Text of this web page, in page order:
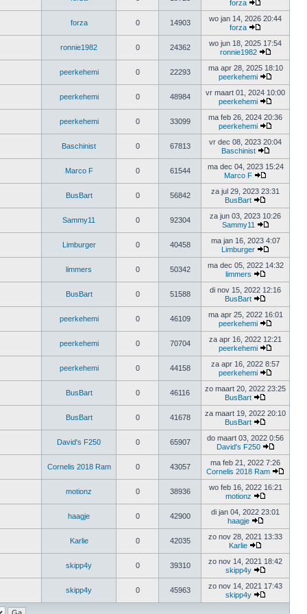
forza
forza 0 14903
wo jan 14, 2026 20:44
forza
ronnie1982 0 24362
wo jun 18, 2025 17:54
ronnie1982
peerkehemi 0 22293
ma apr 28, 2025 18:10
peerkehemi
peerkehemi 0 48984
vr maart 01, 2024 10:00
peerkehemi
peerkehemi 0 33099
ma feb 26, 2024 20:36
peerkehemi
Baschinist 0 67813
vr dec 08, 2023 20:04
Baschinist
Marco F 0 61544
ma dec 04, 2023 15:24
Marco F
BusBart 0 56842
za jul 29, 2023 23:31
BusBart
Sammy11 0 92304
za jun 03, 2023 10:26
Sammy11
Limburger 0 40458
ma jan 16, 2023 4:07
Limburger
limmers 0 50342
ma dec 05, 2022 14:32
limmers
BusBart 0 51588
di nov 15, 2022 12:16
BusBart
peerkehemi 0 46109
ma apr 25, 2022 16:01
peerkehemi
peerkehemi 0 70704
za apr 16, 2022 12:21
peerkehemi
peerkehemi 0 44158
za apr 16, 2022 8:57
peerkehemi
BusBart 0 46116
zo maart 20, 2022 23:25
BusBart
BusBart 0 41678
za maart 19, 2022 20:10
BusBart
David's F250 0 65907
do maart 03, 2022 0:56
David's F250
Cornelis 2018 Ram 0 43057
ma feb 21, 2022 7:26
Cornelis 2018 Ram
motionz 0 38936
wo feb 16, 2022 16:21
motionz
haagje 0 42900
di jan 04, 2022 23:01
haagje
Karlie 0 42035
zo nov 28, 2021 13:33
Karlie
skipp4y 0 39310
zo nov 14, 2021 18:42
skipp4y
skipp4y 0 45963
zo nov 14, 2021 17:43
skipp4y